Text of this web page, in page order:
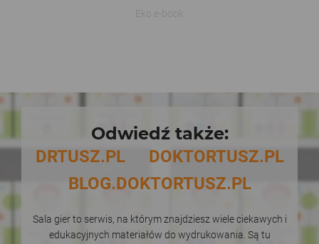
Eko e-book
Odwiedź także:
DRTUSZ.PL
DOKTORTUSZ.PL
BLOG.DOKTORTUSZ.PL
Sala gier to serwis, na którym znajdziesz wiele ciekawych i
edukacyjnych materiałów do wydrukowania. Są tu